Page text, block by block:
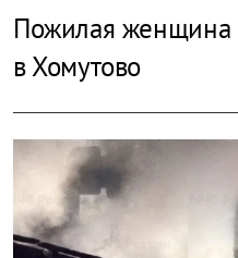
Пожилая женщина
в Хомутово